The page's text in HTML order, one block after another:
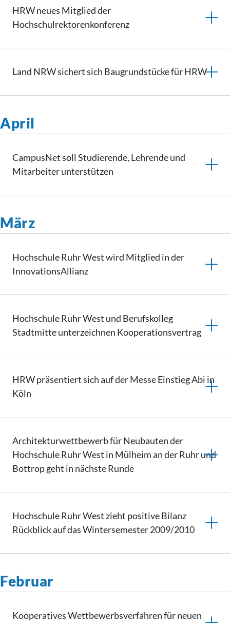
HRW neues Mitglied der
Hochschulrektorenkonferenz
Land NRW sichert sich Baugrundstücke für HRW
April
CampusNet soll Studierende, Lehrende und
Mitarbeiter unterstützen
März
Hochschule Ruhr West wird Mitglied in der
InnovationsAllianz
Hochschule Ruhr West und Berufskolleg
Stadtmitte unterzeichnen Kooperationsvertrag
HRW präsentiert sich auf der Messe Einstieg Abi in
Köln
Architekturwettbewerbfür Neubauten der
Hochschule Ruhr West in Mülheim an der Ruhr und
Bottrop geht in nächste Runde
Hochschule Ruhr West zieht positive Bilanz
Rückblick auf das Wintersemester 2009/2010
Februar
KooperativesWettbewerbsverfahrenfür neuen